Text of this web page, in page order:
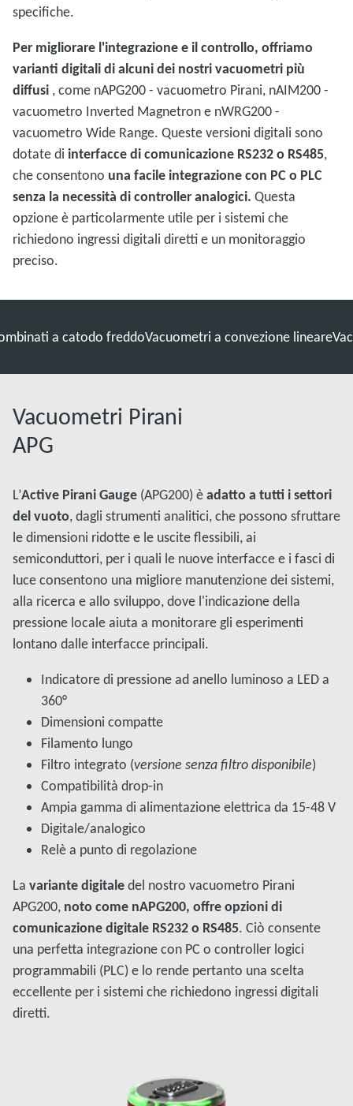
specifiche.
Per migliorare l'integrazione e il controllo, offriamo
varianti digitali di alcuni dei nostri vacuometri più
diffusi , come nAPG200 - vacuometro Pirani, nAIM200 -
vacuometro Inverted Magnetron e nWRG200 -
vacuometro Wide Range. Queste versioni digitali sono
dotate di interfacce di comunicazione RS232 o RS485,
che consentono una facile integrazione con PC o PLC
senza la necessità di controller analogici. Questa
opzione è particolarmente utile per i sistemi che
richiedono ingressi digitali diretti e un monitoraggio
preciso.
a catodo freddoVacuometri a convezione lineare
Vacuometri Pirani
APG
L’Active Pirani Gauge (APG200) èadatto a tutti i settori
del vuoto, dagli strumenti analitici, che possono sfruttare
le dimensioni ridotte e le uscite flessibili, ai
semiconduttori, per i quali le nuove interfacce e i fasci di
luce consentono una migliore manutenzione dei sistemi,
alla ricerca e allo sviluppo, dove l'indicazione della
pressione locale aiuta a monitorare gli esperimenti
lontano dalle interfacce principali.
Indicatore di pressione ad anello luminoso a LED a
360°
Dimensioni compatte
Filamento lungo
Filtro integrato (versione senza filtro disponibile)
Compatibilità drop-in
Ampia gamma di alimentazione elettrica da 15-48 V
Digitale/analogico
Relè a punto di regolazione
La variante digitaledel nostro vacuometro Pirani
APG200, noto come nAPG200, offre opzioni di
comunicazione digitale RS232 o RS485. Ciò consente
una perfetta integrazione con PC o controller logici
programmabili (PLC) e lo rende pertanto una scelta
eccellente per i sistemi che richiedono ingressi digitali
diretti.